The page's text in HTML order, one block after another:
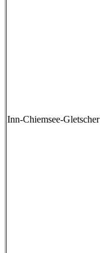
Inn-Chiemsee-Gletscher